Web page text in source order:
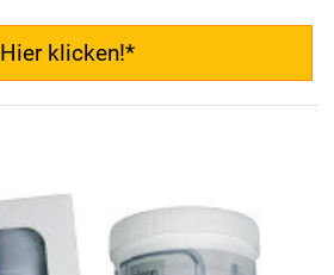
Hier klicken!*